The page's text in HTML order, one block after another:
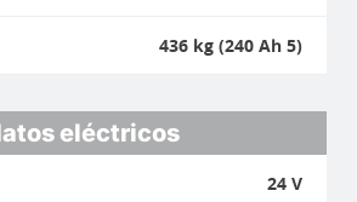
436 kg (240 Ah 5)
eléctricos
24 V